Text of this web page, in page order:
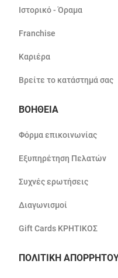
Ιστορικό - Όραμα
Franchise
Καριέρα
Βρείτε το κατάστημά σας
ΒΟΗΘΕΙΑ
Φόρμα επικοινωνίας
Εξυπηρέτηση Πελατών
Συχνές ερωτήσεις
Διαγωνισμοί
Gift Cards ΚΡΗΤΙΚΟΣ
ΠΟΛΙΤΙΚΗ